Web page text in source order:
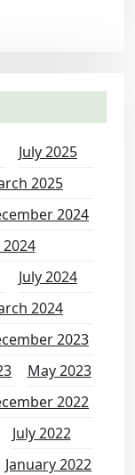
July 2025
2025
2024
July 2024
2024
2023
May 2023
2022
July 2022
January 2022